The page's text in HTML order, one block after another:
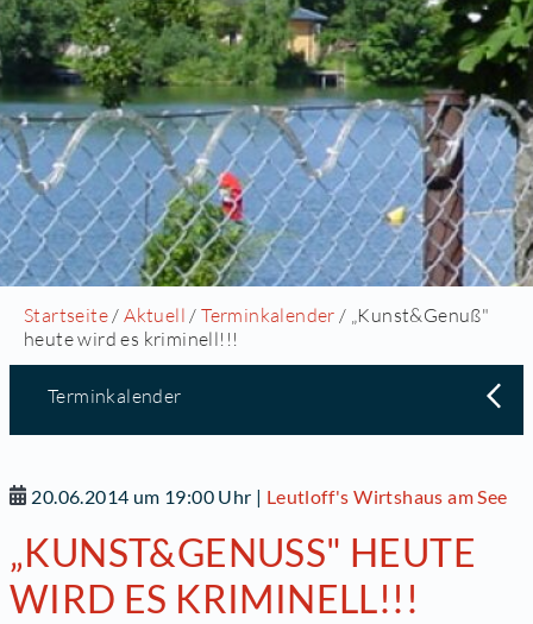
Startseite /Aktuell /Terminkalender / „Kunst&Genuß"
heute wird es kriminell!!!
Terminkalender
20.06.2014 um 19:00 Uhr | Leutloff's Wirtshaus am See
„KUNST&GENUSS" HEUTE W
IRD ES KRIMINELL!!!